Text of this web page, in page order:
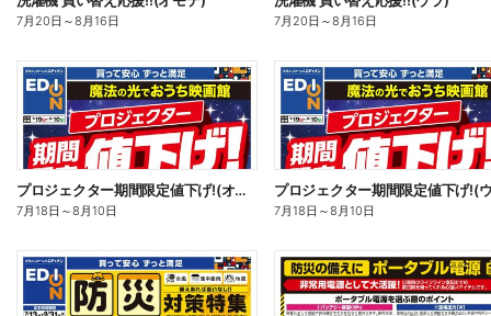
7月20日 ～8月16日 7月20日 ～8月16日
プロジェクター期間限定値下げ!(オモテ)
7月18日 ～8月10日
プロジェクター期間限定値下げ!(
7月18日 ～8月10日